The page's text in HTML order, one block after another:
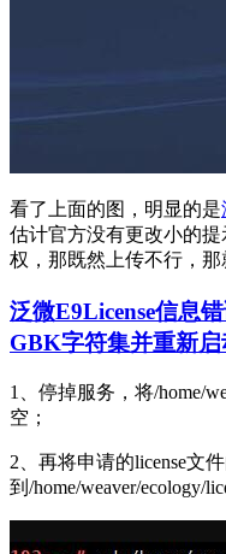
看了上面的图，明显的是
估计官方没有更改小的
权，那既然上传不行，那
泛微E9License信息
GBK字符集并重新启
1、停掉服务，将/home/
空；
2、再将申请的license文
到/home/weaver/ecology/